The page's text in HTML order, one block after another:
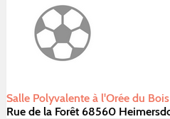
Salle Polyvalente à l'Orée du
Rue de la Forêt 68560